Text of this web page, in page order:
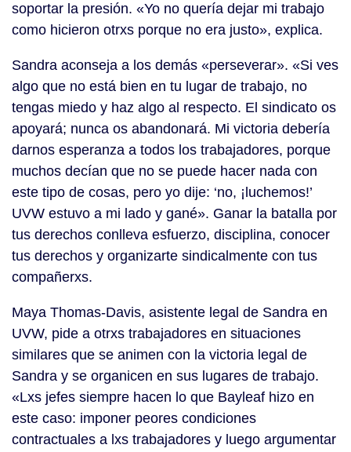
soportar la presión. «Yo no quería dejar mi trabajo
como hicieron otrxs porque no era justo», explica.
Sandra aconseja a los demás «perseverar». «Si ves
algo que no está bien en tu lugar de trabajo, no
tengas miedo y haz algo al respecto. El sindicato os
apoyará; nunca os abandonará. Mi victoria debería
darnos esperanza a todos los trabajadores, porque
muchos decían que no se puede hacer nada con
este tipo de cosas, pero yo dije: ‘no, ¡luchemos!’
UVW estuvo a mi lado y gané». Ganar la batalla por
tus derechos conlleva esfuerzo, disciplina, conocer
tus derechos y organizarte sindicalmente con tus
compañerxs.
Maya Thomas-Davis, asistente legal de Sandra en
UVW, pide a otrxs trabajadores en situaciones
similares que se animen con la victoria legal de
Sandra y se organicen en sus lugares de trabajo.
«Lxs jefes siempre hacen lo que Bayleaf hizo en
este caso: imponer peores condiciones
contractuales a lxs trabajadores y luego argumentar